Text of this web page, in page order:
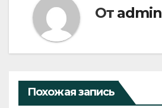
От admin
Похожая запись